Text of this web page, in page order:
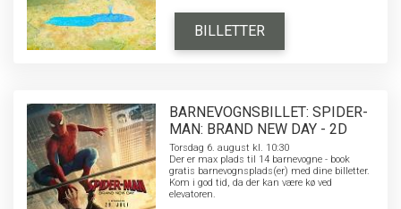
BILLETTER
BARNEVOGNSBILLET: SPIDER-
MAN: BRAND NEW DAY - 2D
Torsdag 6. august kl. 10:30
Der er max plads til 14 barnevogne - book
gratis barnevognsplads(er) med dine billetter.
Kom i god tid, da der kan være kø ved
elevatoren.